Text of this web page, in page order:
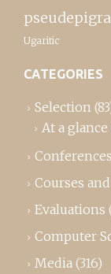
Ugaritic
CATEGORIES
Selection
At a glance
Conferences
Courses
Evaluations
Computer
Media (316)